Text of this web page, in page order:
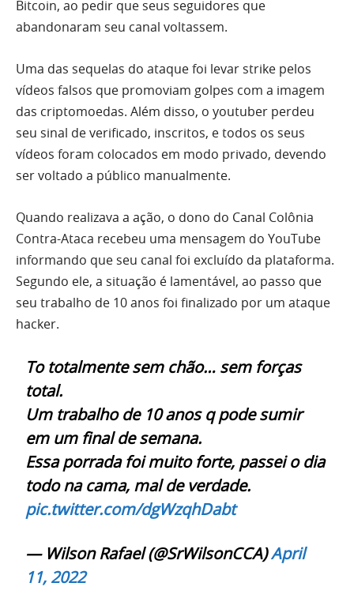
Bitcoin, ao pedir que seus seguidores que
abandonaram seu canal voltassem.
Uma das sequelas do ataque foi levar strike pelos
vídeos falsos que promoviam golpes com a imagem
das criptomoedas. Além disso, o youtuber perdeu
seu sinal de verificado, inscritos, e todos os seus
vídeos foram colocados em modo privado, devendo
ser voltado a público manualmente.
Quando realizava a ação, o dono do Canal Colônia
Contra-Ataca recebeu uma mensagem do YouTube
informando que seu canal foi excluído da plataforma.
Segundo ele, a situação é lamentável, ao passo que
seu trabalho de 10 anos foi finalizado por um ataque
hacker.
To totalmente sem chão… sem forças
total.
Um trabalho de 10 anos q pode sumir
em um final de semana.
Essa porrada foi muito forte, passei o dia
todo na cama, mal de verdade.
pic.twitter.com/dgWzqhDabt
— Wilson Rafael (@SrWilsonCCA)April
11, 2022